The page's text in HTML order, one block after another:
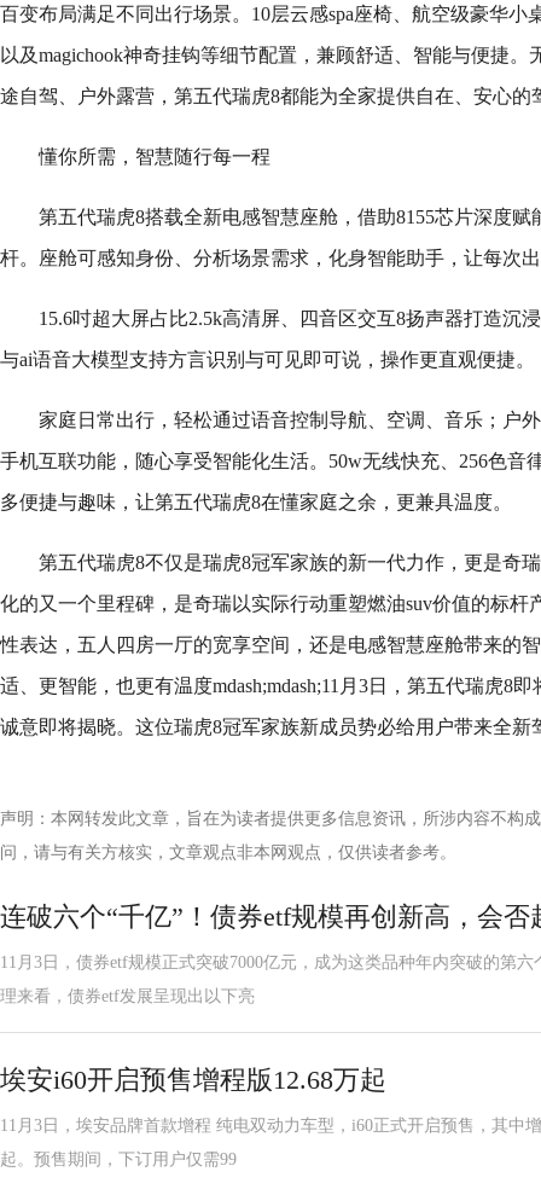
百变布局满足不同出行场景。10层云感spa座椅、航空级豪华小
以及magichook神奇挂钩等细节配置，兼顾舒适、智能与便捷
途自驾、户外露营，第五代瑞虎8都能为全家提供自在、安心的
懂你所需，智慧随行每一程
第五代瑞虎8搭载全新电感智慧座舱，借助8155芯片深度
杆。座舱可感知身份、分析场景需求，化身智能助手，让每次
15.6吋超大屏占比2.5k高清屏、四音区交互8扬声器打造沉
与ai语音大模型支持方言识别与可见即可说，操作更直观便捷。
家庭日常出行，轻松通过语音控制导航、空调、音乐；户
手机互联功能，随心享受智能化生活。50w无线快充、256色音
多便捷与趣味，让第五代瑞虎8在懂家庭之余，更兼具温度。
第五代瑞虎8不仅是瑞虎8冠军家族的新一代力作，更是奇
化的又一个里程碑，是奇瑞以实际行动重塑燃油suv价值的标杆
性表达，五人四房一厅的宽享空间，还是电感智慧座舱带来的
适、更智能，也更有温度mdash;mdash;11月3日，第五代瑞虎8
诚意即将揭晓。这位瑞虎8冠军家族新成员势必给用户带来全新
声明：本网转发此文章，旨在为读者提供更多信息资讯，所涉内容不构
问，请与有关方核实，文章观点非本网观点，仅供读者参考。
连破六个“千亿”！债券etf规模再创新高，会否
11月3日，债券etf规模正式突破7000亿元，成为这类品种年内突破的第
理来看，债券etf发展呈现出以下亮
埃安i60开启预售增程版12.68万起
11月3日，埃安品牌首款增程 纯电双动力车型，i60正式开启预售，其中
起。预售期间，下订用户仅需99